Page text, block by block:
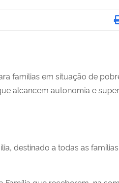
famílias em situação de
alcancem autonomia e
destinado a todas as